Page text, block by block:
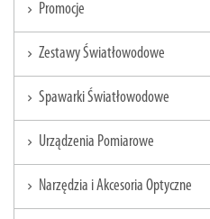
chevron_right Promocje
chevron_right Zestawy Światłowodowe
chevron_right Spawarki Światłowodowe
chevron_right Urządzenia Pomiarowe
chevron_right Narzędzia i Akcesoria Optyczne